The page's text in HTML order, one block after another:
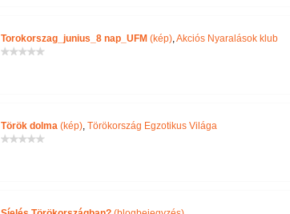
Torokorszag_junius_8 nap_UFM (kép),Akciós Nyaralások klub
Török dolma(kép), Törökország Egzotikus Világa